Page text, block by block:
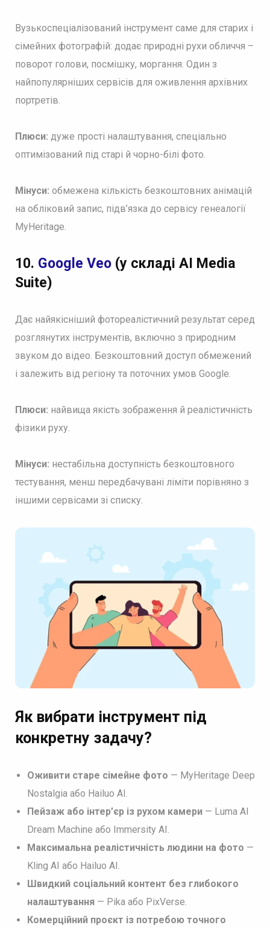
Вузькоспеціалізований інструмент саме для старих і
сімейних фотографій: додає природні рухи обличчя –
поворот голови, посмішку, моргання. Один з
найпопулярніших сервісів для оживлення архівних
портретів.
Плюси: дуже прості налаштування, спеціально
оптимізований під старі й чорно-білі фото.
Мінуси: обмежена кількість безкоштовних анімацій
на обліковий запис, підв’язка до сервісу генеалогії
MyHeritage.
10. Google Veo(у складі AI Media
Suite)
Дає найякісніший фотореалістичний результат серед
розглянутих інструментів, включно з природним
звуком до відео. Безкоштовний доступ обмежений
і залежить від регіону та поточних умов Google.
Плюси: найвища якість зображення й реалістичність
фізики руху.
Мінуси: нестабільна доступність безкоштовного
тестування, менш передбачувані ліміти порівняно з
іншими сервісами зі списку.
Як вибрати інструмент під
конкретну задачу?
Оживити старе сімейне фото — MyHeritage Deep
Nostalgia або Hailuo AI.
Пейзаж або інтер’єр із рухом камери— Luma AI
Dream Machine або Immersity AI.
Максимальна реалістичність людини на фото —
Kling AI або Hailuo AI.
Швидкий соціальний контент без глибокого
налаштування— Pika або PixVerse.
Комерційний проєкт із потребою точного